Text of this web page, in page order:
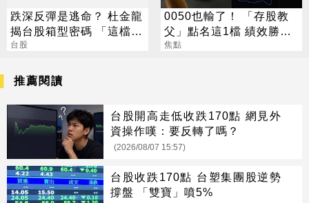
跌深反彈是逃命？ 杜金龍
揭台股箱型密碼 「這檔」
手腳要快
台股
0050也輸了！ 「存股教
父」點名這1檔 績效勝出
還更抗跌
焦點
推薦閱讀
台股開高走低收跌170點 網見外
資操作嘆：要反轉了嗎？
(2026/08/07 15:57)
台股收跌170點 台塑集團股逆勢
撐盤 「雙寶」噴5%